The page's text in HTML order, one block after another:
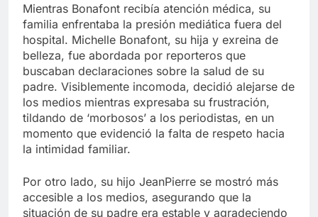
Mientras Bonafont recibía atención médica, su
familia enfrentaba la presión mediática fuera del
hospital. Michelle Bonafont, su hija y exreina de
belleza, fue abordada por reporteros que
buscaban declaraciones sobre la salud de su
padre. Visiblemente incomoda, decidió alejarse de
los medios mientras expresaba su frustración,
tildando de ‘morbosos’ a los periodistas, en un
momento que evidenció la falta de respeto hacia
la intimidad familiar.
Por otro lado, su hijo JeanPierre se mostró más
accesible a los medios, asegurando que la
situación de su padre era estable y agradeciendo